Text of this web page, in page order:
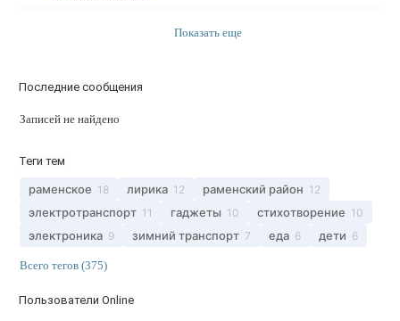
Показать еще
Последние сообщения
Записей не найдено
Теги тем
раменское 18 лирика 12 раменский район 12
электротранспорт 11 гаджеты 10 стихотворение 10
электроника 9 зимний транспорт 7 еда 6 дети 6
Всего тегов (375)
Пользователи Online